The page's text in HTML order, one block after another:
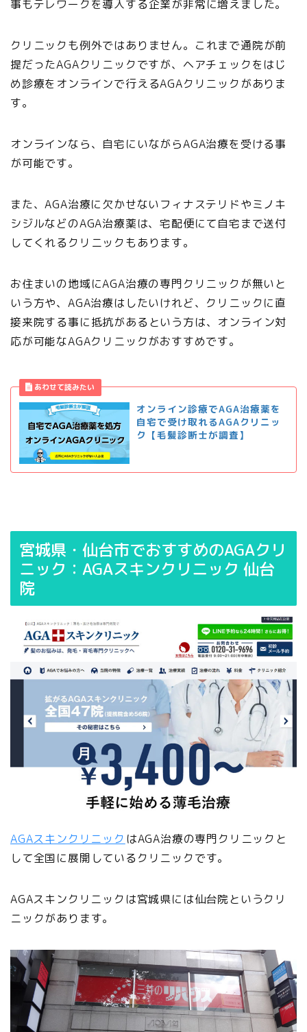
事もテレワークを導入する企業が非常に増えました。
クリニックも例外ではありません。これまで通院が前
提だったAGAクリニックですが、ヘアチェックをはじ
め診療をオンラインで行えるAGAクリニックがありま
す。
オンラインなら、自宅にいながらAGA治療を受ける事
が可能です。
また、AGA治療に欠かせないフィナステリドやミノキ
シジルなどのAGA治療薬は、宅配便にて自宅まで送付
してくれるクリニックもあります。
お住まいの地域にAGA治療の専門クリニックが無いと
いう方や、AGA治療はしたいけれど、クリニックに直
接来院する事に抵抗があるという方は、オンライン対
応が可能なAGAクリニックがおすすめです。
オンライン診療でAGA治療薬を
自宅で受け取れるAGAクリニッ
ク【毛髪診断士が調査】
宮城県・仙台市でおすすめのAGAクリ
ニック：AGAスキンクリニック 仙台
院
AGAスキンクリニック はAGA治療の専門クリニックと
して全国に展開しているクリニックです。
AGAスキンクリニックは宮城県には仙台院というクリ
ニックがあります。